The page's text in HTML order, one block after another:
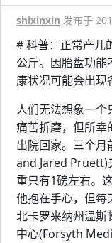
shixinxin 发布于
# 科普：正常产儿
公斤。因胎盘功
康状况可能会出现
人们无法想象一
痛苦折磨，但所幸
出院回家。三个月
and Jared Pruett)
重只有1磅左右。
他抱在手心，但每
北卡罗来纳州温
中心(Forsyth